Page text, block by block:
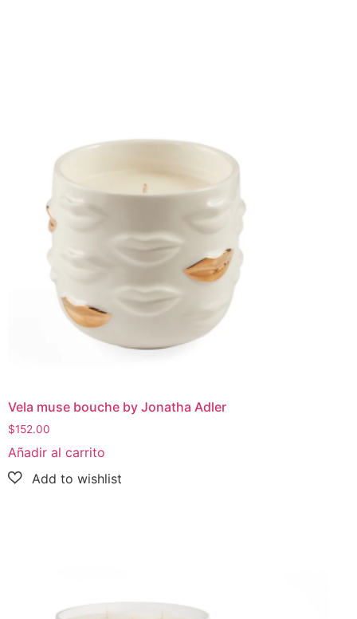
Vela muse bouche by Jonatha Adler
$152.00
Añadir al carrito